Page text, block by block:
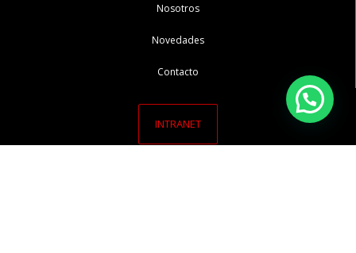
Nosotros
Novedades
Contacto
INTRANET